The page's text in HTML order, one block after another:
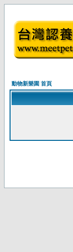
動物新樂園 首頁